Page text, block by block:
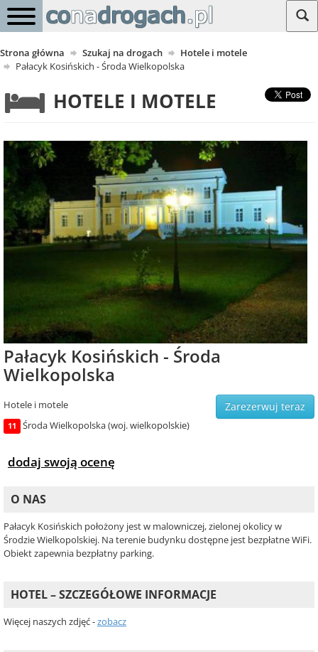
Strona główna Szukaj na drogach
Hotele i motele
Pałacyk Kosińskich - Środa Wielkopolska
HOTELE I MOTELE
Pałacyk Kosińskich - Środa
Wielkopolska
Zarezerwuj teraz
Hotele i motele
11 Środa Wielkopolska (woj. wielkopolskie)
dodaj swoją ocenę
O NAS
Pałacyk Kosińskich położony jest w malowniczej, zielonej okolicy w
Środzie Wielkopolskiej. Na terenie budynku dostępne jest bezpłatne WiFi.
Obiekt zapewnia bezpłatny parking.
HOTEL – SZCZEGÓŁOWE INFORMACJE
Więcej naszych zdjęć -zobacz